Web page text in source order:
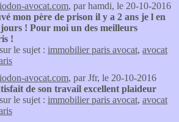
avocat.com, par hamdi, le 20-10-2016
mon père de prison il y a 2 ans je l en
! Pour moi un des meilleurs
!
le sujet : immobilier paris avocat, avocat
avocat.com, par Jfr, le 20-10-2016
de son travail excellent plaideur
le sujet : immobilier paris avocat, avocat